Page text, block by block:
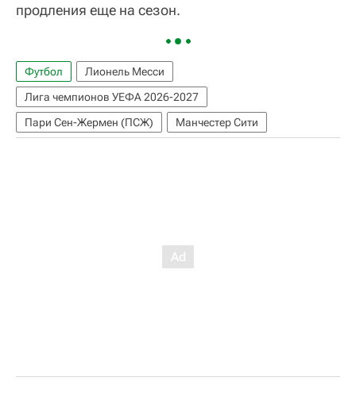
продления еще на сезон.
Футбол
Лионель Месси
Лига чемпионов УЕФА 2026-2027
Пари Сен-Жермен (ПСЖ)
Манчестер Сити